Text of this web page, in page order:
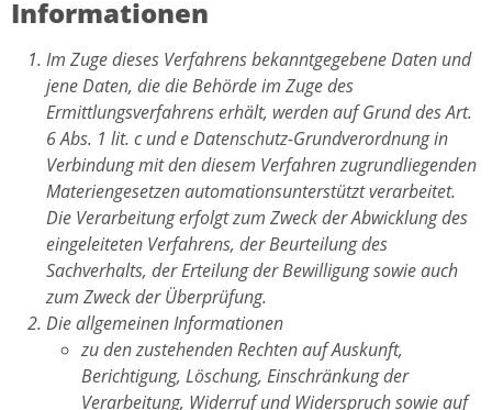
Informationen
Im Zuge dieses Verfahrens bekanntgegebene Daten und
jene Daten, die die Behörde im Zuge des
Ermittlungsverfahrens erhält, werden auf Grund des Art.
6 Abs. 1 lit. c und e Datenschutz-Grundverordnung in
Verbindung mit den diesem Verfahren zugrundliegenden
Materiengesetzen automationsunterstützt verarbeitet.
Die Verarbeitung erfolgt zum Zweck der Abwicklung des
eingeleiteten Verfahrens, der Beurteilung des
Sachverhalts, der Erteilung der Bewilligung sowie auch
zum Zweck der Überprüfung.
Die allgemeinen Informationen
zu den zustehenden Rechten auf Auskunft,
Berichtigung, Löschung, Einschränkung der
Verarbeitung, Widerruf und Widerspruch sowie auf